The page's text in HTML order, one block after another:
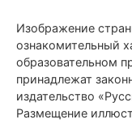
Изображение
ознакомительный
образовательном
принадлежат
издательство
Размещение